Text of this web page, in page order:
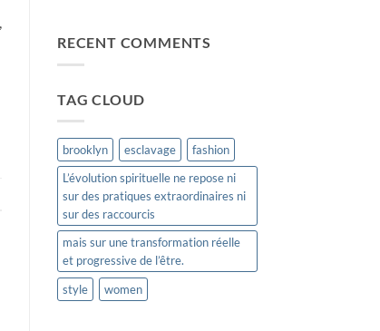
ET
RECENT COMMENTS
TAG CLOUD
brooklyn esclavage
fashion
L’évolution spirituelle ne repose ni
sur des pratiques extraordinaires ni
sur des raccourcis
mais sur une transformation réelle
et progressive de l’être.
style
women